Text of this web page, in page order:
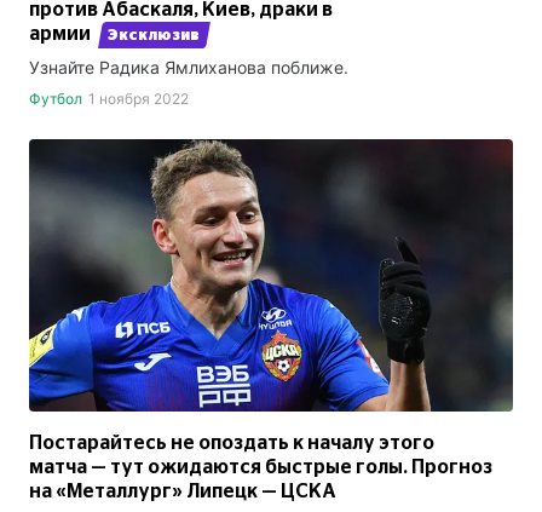
против Абаскаля, Киев, драки в
армии
Эксклюзив
Узнайте Радика Ямлиханова поближе.
Футбол 1 ноября 2022
Постарайтесь не опоздать к началу этого
матча — тут ожидаются быстрые голы. Прогноз
на «Металлург» Липецк — ЦСКА